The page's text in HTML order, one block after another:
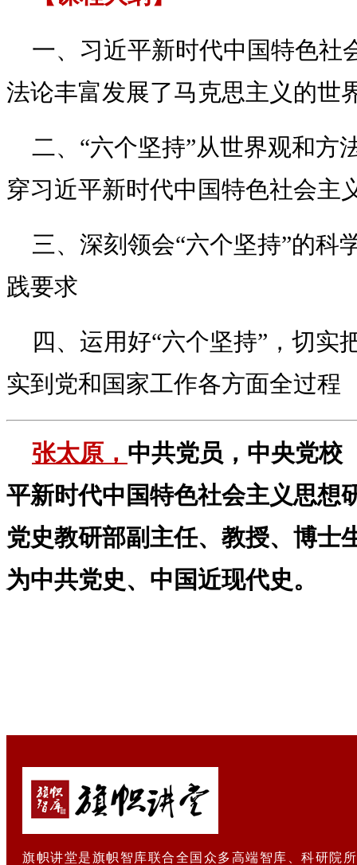
一、习近平新时代中国特色社
法论丰富发展了马克思主义的世
二、“六个坚持”从世界观和方
穿习近平新时代中国特色社会主
三、深刻领会“六个坚持”的科
践要求
四、运用好“六个坚持”，切实
实到党和国家工作各方面全过程
张太原， 中共党员，中央党校
平新时代中国特色社会主义思想
党史教研部副主任、教授、博士
为中共党史、中国近现代史。
旗帜讲堂是旗帜智库联合全国众多高端智库、科研院